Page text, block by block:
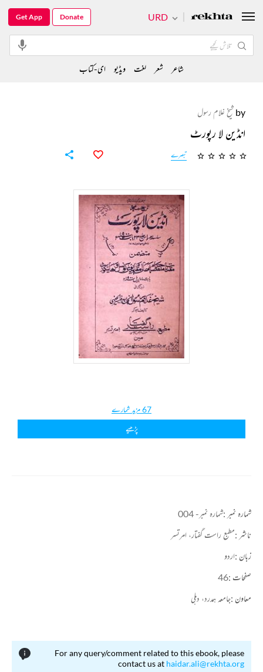
by شیخ غلام رسول
انڈین لا رپورٹ
تبصرے
67 مزید شمارے
پڑھیے
شمارہ نمبر :شمارہ نمبر- 004
ناشر :مطبع راست گفتار، امرتسر
زبان :اردو
صفحات :46
معاون :جامعہ ہمدرد، دہلی
For any query/comment related to this ebook, please
contact us at haidar.ali@rekhta.org
URD
Get App Donate
شاعر شعر لغت ویڈیو ای-کتاب